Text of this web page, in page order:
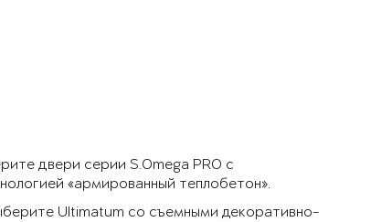
двери серии S.Omega PRO с
«армированный теплобетон».
Ultimatum со съемными декоративно-